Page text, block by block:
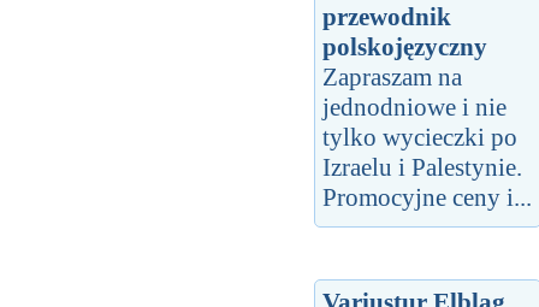
przewodnik
polskojęzyczny
Zapraszam na
jednodniowe i nie
tylko wycieczki po
Izraelu i Palestynie.
Promocyjne ceny i...